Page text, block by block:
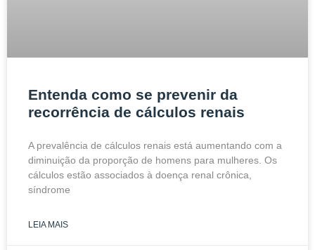
Entenda como se prevenir da
recorrência de cálculos renais
A prevalência de cálculos renais está aumentando com a
diminuição da proporção de homens para mulheres. Os
cálculos estão associados à doença renal crônica,
síndrome
LEIA MAIS